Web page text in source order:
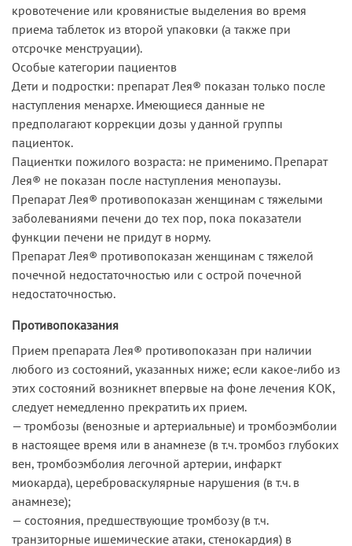
кровотечение или кровянистые выделения во время
приема таблеток из второй упаковки (а также при
отсрочке менструации).
Особые категории пациентов
Дети и подростки: препарат Лея® показан только после
наступления менархе. Имеющиеся данные не
предполагают коррекции дозы у данной группы
пациенток.
Пациентки пожилого возраста: не применимо. Препарат
Лея® не показан после наступления менопаузы.
Препарат Лея® противопоказан женщинам с тяжелыми
заболеваниями печени до тех пор, пока показатели
функции печени не придут в норму.
Препарат Лея® противопоказан женщинам с тяжелой
почечной недостаточностью или с острой почечной
недостаточностью.
Противопоказания
Прием препарата Лея® противопоказан при наличии
любого из состояний, указанных ниже; если какое-либо из
этих состояний возникнет впервые на фоне лечения КОК,
следует немедленно прекратить их прием.
— тромбозы (венозные и артериальные) и тромбоэмболии
в настоящее время или в анамнезе (в т.ч. тромбоз глубоких
вен, тромбоэмболия легочной артерии, инфаркт
миокарда), цереброваскулярные нарушения (в т.ч. в
анамнезе);
— состояния, предшествующие тромбозу (в т.ч.
транзиторные ишемические атаки, стенокардия) в